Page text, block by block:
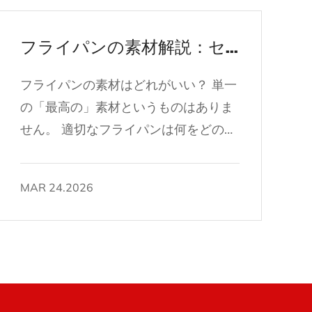
フライパンの素材解説：セラミック、ステンレスなど
フライパンの素材はどれがいい？ 単一
の「最高の」素材というものはありま
せん。 適切なフライパンは何をどのよ
温調理に優れています。ステンレス鋼
は高温での焼き付けに対応します。鋳
スをとります。それぞれの素材の長所
MAR 24.2026